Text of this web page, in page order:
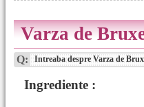
Varza de
Q: Intreaba despre Varza de
Ingrediente :